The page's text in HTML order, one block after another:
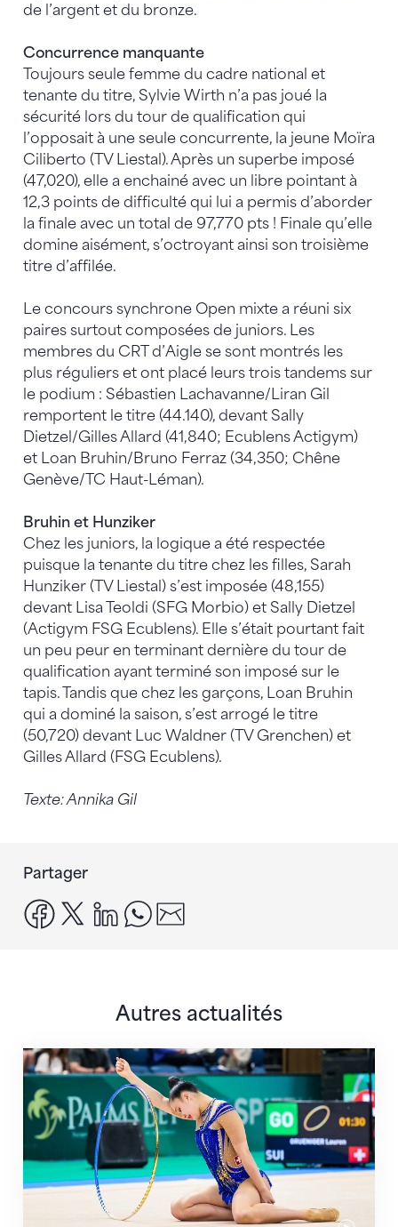
de l’argent et du bronze.
Concurrence manquante
Toujours seule femme du cadre national et
tenante du titre, Sylvie Wirth n’a pas joué la
sécurité lors du tour de qualification qui
l’opposait à une seule concurrente, la jeune Moïra
Ciliberto (TV Liestal). Après un superbe imposé
(47,020), elle a enchainé avec un libre pointant à
12,3 points de difficulté qui lui a permis d’aborder
la finale avec un total de 97,770 pts ! Finale qu’elle
domine aisément, s’octroyant ainsi son troisième
titre d’affilée.
Le concours synchrone Open mixte a réuni six
paires surtout composées de juniors. Les
membres du CRT d’Aigle se sont montrés les
plus réguliers et ont placé leurs trois tandems sur
le podium : Sébastien Lachavanne/Liran Gil
remportent le titre (44.140), devant Sally
Dietzel/Gilles Allard (41,840; Ecublens Actigym)
et Loan Bruhin/Bruno Ferraz (34,350; Chêne
Genève/TC Haut-Léman).
Bruhin et Hunziker
Chez les juniors, la logique a été respectée
puisque la tenante du titre chez les filles, Sarah
Hunziker (TV Liestal) s’est imposée (48,155)
devant Lisa Teoldi (SFG Morbio) et Sally Dietzel
(Actigym FSG Ecublens). Elle s’était pourtant fait
un peu peur en terminant dernière du tour de
qualification ayant terminé son imposé sur le
tapis. Tandis que chez les garçons, Loan Bruhin
qui a dominé la saison, s’est arrogé le titre
(50,720) devant Luc Waldner (TV Grenchen) et
Gilles Allard (FSG Ecublens).
Texte: Annika Gil
Partager
facebook
x linkedinwhatsapp
Autres actualités
Prochaine étape : les Championnats du monde